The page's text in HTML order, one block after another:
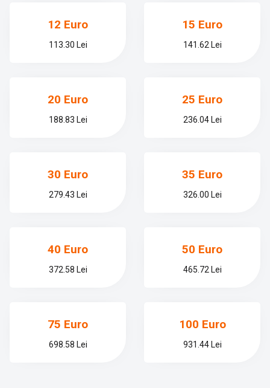
12 Euro
113.30 Lei
15 Euro
141.62 Lei
20 Euro
188.83 Lei
25 Euro
236.04 Lei
30 Euro
279.43 Lei
35 Euro
326.00 Lei
40 Euro
372.58 Lei
50 Euro
465.72 Lei
75 Euro
698.58 Lei
100 Euro
931.44 Lei